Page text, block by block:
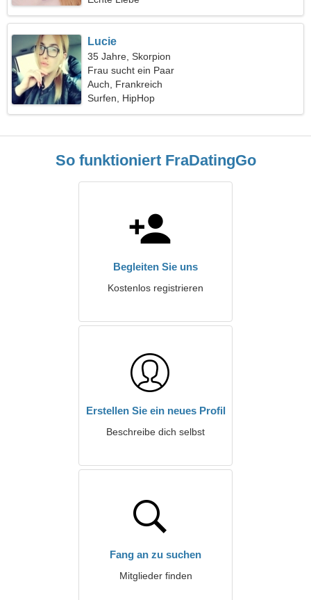
Lucie
35 Jahre, Skorpion
Frau sucht ein Paar
Auch, Frankreich
Surfen, HipHop
So funktioniert FraDatingGo
Begleiten Sie uns
Kostenlos registrieren
Erstellen Sie ein neues Profil
Beschreibe dich selbst
Fang an zu suchen
Mitglieder finden